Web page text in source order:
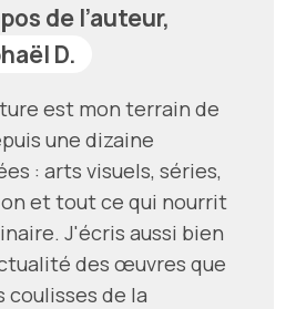
de l’auteur,
D.
est mon terrain de
une dizaine
: arts visuels, séries,
et tout ce qui nourrit
J'écris aussi bien
des œuvres que
coulisses de la